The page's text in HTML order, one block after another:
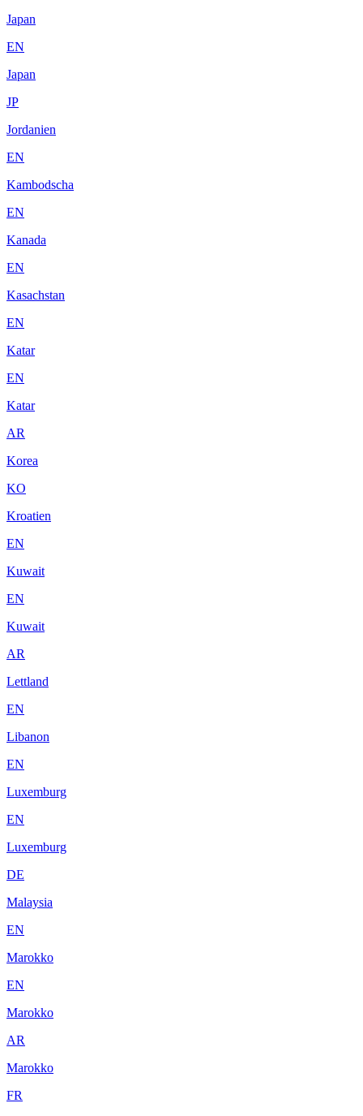
Japan
EN
Japan
JP
Jordanien
EN
Kambodscha
EN
Kanada
EN
Kasachstan
EN
Katar
EN
Katar
AR
Korea
KO
Kroatien
EN
Kuwait
EN
Kuwait
AR
Lettland
EN
Libanon
EN
Luxemburg
EN
Luxemburg
DE
Malaysia
EN
Marokko
EN
Marokko
AR
Marokko
FR